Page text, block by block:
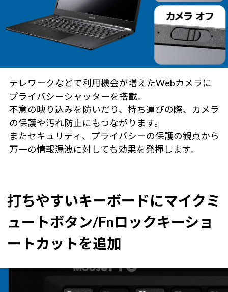
テレワークなどで利用機会が増えたWebカメラに
プライバシーシャッターを搭載。
不意の映り込みを防いだり、持ち運びの際、カメラ
の保護や汚れ防止にもつながります。
またセキュリティ、プライバシーの保護の観点から
万一の情報漏洩に対しても効果を発揮します。
打ちやすいキーボードにマイクミ
ュートボタン/Fnロックキーショ
ートカットを追加